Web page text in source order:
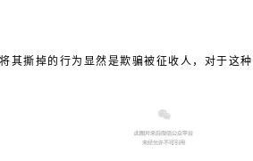
其撕掉的行为显然是欺骗被征收人，对于这